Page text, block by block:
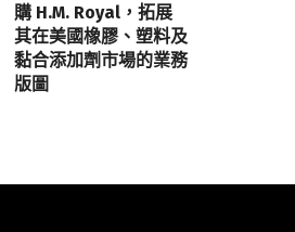
購 H.M. Royal，拓展
其在美國橡膠、塑料及
黏合添加劑市場的業務
版圖